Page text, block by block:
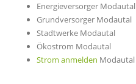
Energieversorger Modautal
Grundversorger Modautal
Stadtwerke Modautal
Ökostrom Modautal
Strom anmelden Modautal